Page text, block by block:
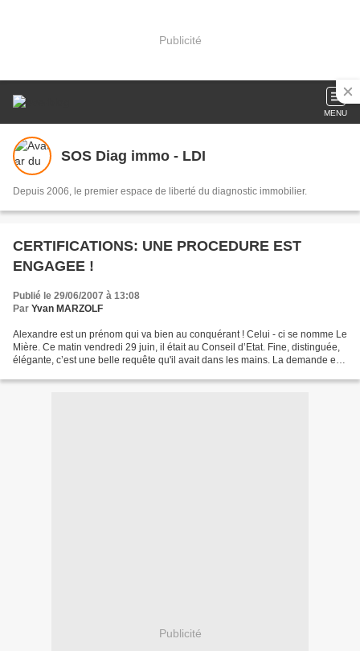
Publicité
MENU
SOS Diag immo - LDI
Depuis 2006, le premier espace de liberté du diagnostic immobilier.
CERTIFICATIONS: UNE PROCEDURE EST
ENGAGEE !
Publié le 29/06/2007 à 13:08
Par Yvan MARZOLF
Alexandre est un prénom qui va bien au conquérant ! Celui - ci se nomme Le
Mière. Ce matin vendredi 29 juin, il était au Conseil d’Etat. Fine, distinguée,
élégante, c’est une belle requête qu'il avait dans les mains. La demande est
Publicité